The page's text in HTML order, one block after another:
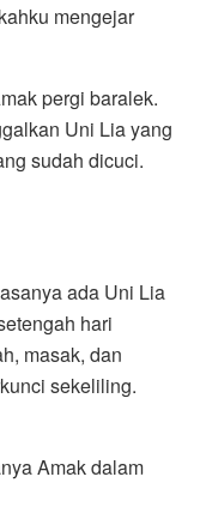
mengejar
pergi baralek.
Uni Lia yang
sudah dicuci.
ada Uni Lia
hari
masak, dan
sekeliling.
Amak dalam